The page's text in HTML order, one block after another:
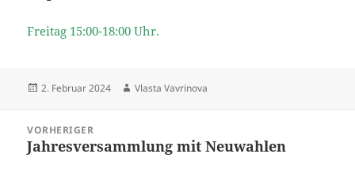
Freitag 15:00-18:00 Uhr.
Veröffentlicht
2. Februar 2024 Autor
Vlasta Vavrinova
VORHERIGER
Vorheriger
Jahresversammlung mit Neuwahlen